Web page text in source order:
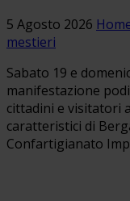
5 Agosto 2026
mestieri
Sabato 19 e
manifestazione
cittadini e visitatori
caratteristici di
Confartigianato